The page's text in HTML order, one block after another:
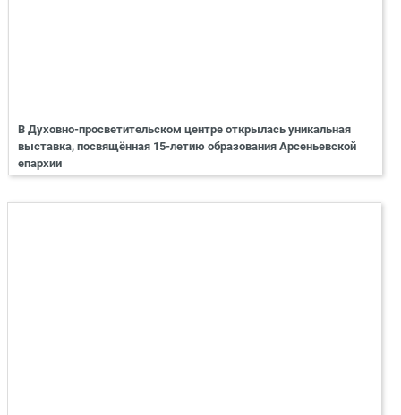
В Духовно-просветительском центре открылась уникальная
выставка, посвящённая 15-летию образования Арсеньевской
епархии